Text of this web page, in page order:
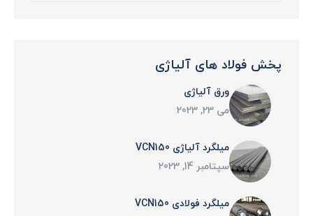
پخش فولاد های آلیاژی
ورق آلیاژی
می 23, 2023
میلگرد آلیاژی VCN150
سپتامبر 14, 2023
میلگرد فولادی VCN150